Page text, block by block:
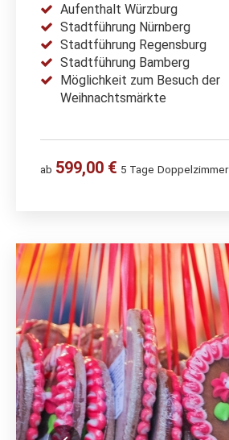
Aufenthalt Würzburg
Stadtführung Nürnberg
Stadtführung Regensburg
Stadtführung Bamberg
Möglichkeit zum Besuch der
Weihnachtsmärkte
ab 599,00 € 5 Tage Doppelzimmer